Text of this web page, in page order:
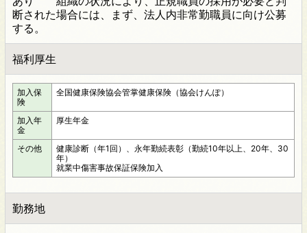
断された場合には、まず、法人内非常勤職員に向け公募
する。
福利厚生
加入保
険
全国健康保険協会管掌健康保険（協会けんぽ）
加入年
金
厚生年金
その他
健康診断（年1回）、永年勤続表彰（勤続10年以上、20年、30
年）
就業中傷害事故保証保険加入
勤務地